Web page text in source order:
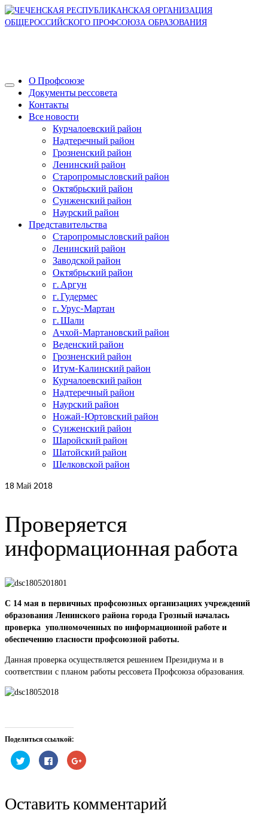
О Профсоюзе
Документы рессовета
Контакты
Все новости
Курчалоевский район
Надтеречный район
Грозненский район
Ленинский район
Старопромысловский район
Октябрьский район
Сунженский район
Наурский район
Представительства
Старопромысловский район
Ленинский район
Заводской район
Октябрьский район
г. Аргун
г. Гудермес
г. Урус-Мартан
г. Шали
Ачхой-Мартановский район
Веденский район
Грозненский район
Итум-Калинский район
Курчалоевский район
Надтеречный район
Наурский район
Ножай-Юртовский район
Сунженский район
Шаройский район
Шатойский район
Шелковской район
18 Май 2018
Проверяется
информационная работа
С 14 мая в первичных профсоюзных организациях учреждений
образования Ленинского района города Грозный началась
проверка уполномоченных по информационной работе и
обеспечению гласности профсоюзной работы.
Данная проверка осуществляется решением Президиума и в
соответствии с планом работы рессовета Профсоюза образования.
Поделиться ссылкой:
Нажмите,
чтобы
поделиться
в
новом
Нажмите
здесь,
чтобы
Facebook.
(Открывается
Нажмите,
чтобы
в
новом
Оставить комментарий